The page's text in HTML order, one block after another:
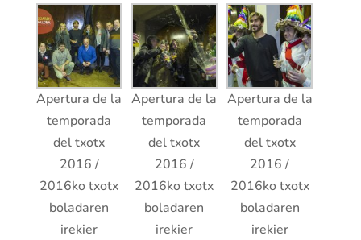
Apertura de la
temporada
del txotx
2016 /
2016ko txotx
boladaren
irekier
Apertura de la
temporada
del txotx
2016 /
2016ko txotx
boladaren
irekier
Apertura de la
temporada
del txotx
2016 /
2016ko txotx
boladaren
irekier